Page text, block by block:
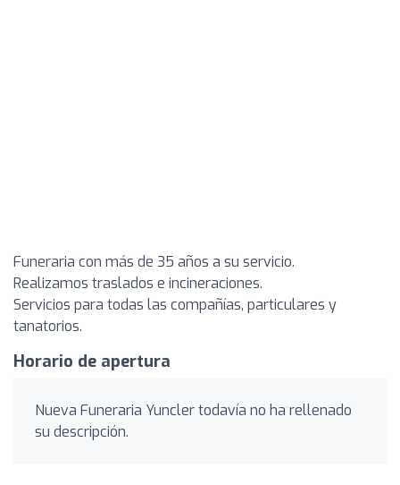
Funeraria con más de 35 años a su servicio.
Realizamos traslados e incineraciones.
Servicios para todas las compañías, particulares y
tanatorios.
Horario de apertura
Nueva Funeraria Yuncler todavía no ha rellenado
su descripción.